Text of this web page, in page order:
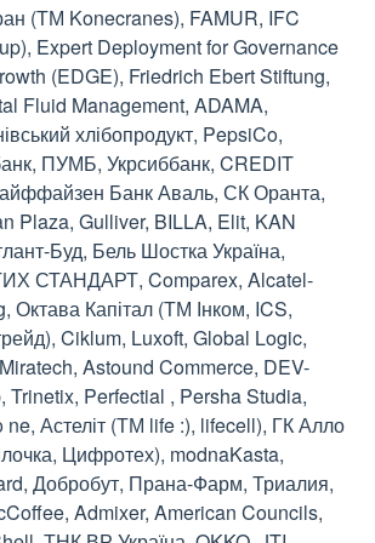
(ТМ Konecranes), FAMUR, IFC
Expert Deployment for Governance
(EDGE), Friedrich Ebert Stiftung,
Fluid Management, ADAMA,
хлібопродукт, PepsiCo,
ПУМБ, Укрсиббанк, CREDIT
Банк Аваль, СК Оранта,
Plaza, Gulliver, BILLA, Elit, KAN
Буд, Бель Шостка Україна,
СТАНДАРТ, Comparex, Alcatel-
Октава Капітал (ТМ Інком, ICS,
Ciklum, Luxoft, Global Logic,
Astound Commerce, DEV-
Trinetix, Perfectial , Persha Studia,
ne, Астеліт (ТМ life :), lifecell), ГК Алло
Цифротех), modnaKasta,
Добробут, Прана-Фарм, Триалия,
Admixer, American Councils,